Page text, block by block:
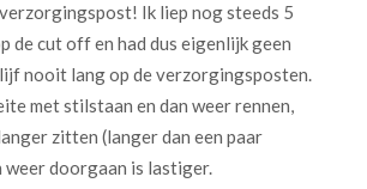
Ik liep nog steeds 5
de cut off en had dus eigenlijk geen
nooit lang op de verzorgingsposten.
met stilstaan en dan weer rennen,
zitten (langer dan een paar
weer doorgaan is lastiger.